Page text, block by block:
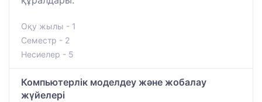
Оқу жылы - 1
Семестр - 2
Несиелер - 5
Компьютерлік моделдеу және жобалау
жүйелері